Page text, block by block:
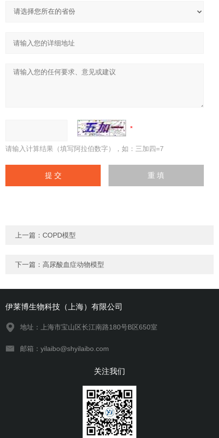
请输入计算结果（填写阿拉伯数字），如：三加四=7
上一篇：COPD模型
下一篇：高尿酸血症动物模型
伊莱博生物科技（上海）有限公司
地址：上海市宝山区长江南路180号B区650室
邮箱：yilaibo@shyilaibo.com
关注我们